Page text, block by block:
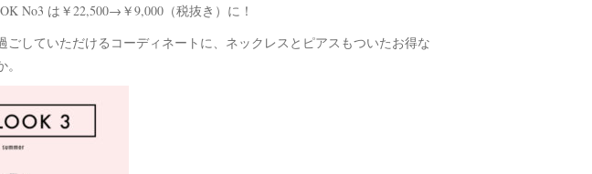
No3 は￥22,500→￥9,000（税抜き）に！
ごしていただけるコーディネートに、ネックレスとピアスもついたお得な